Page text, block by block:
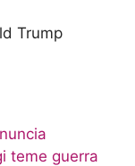
Trump
teme guerra